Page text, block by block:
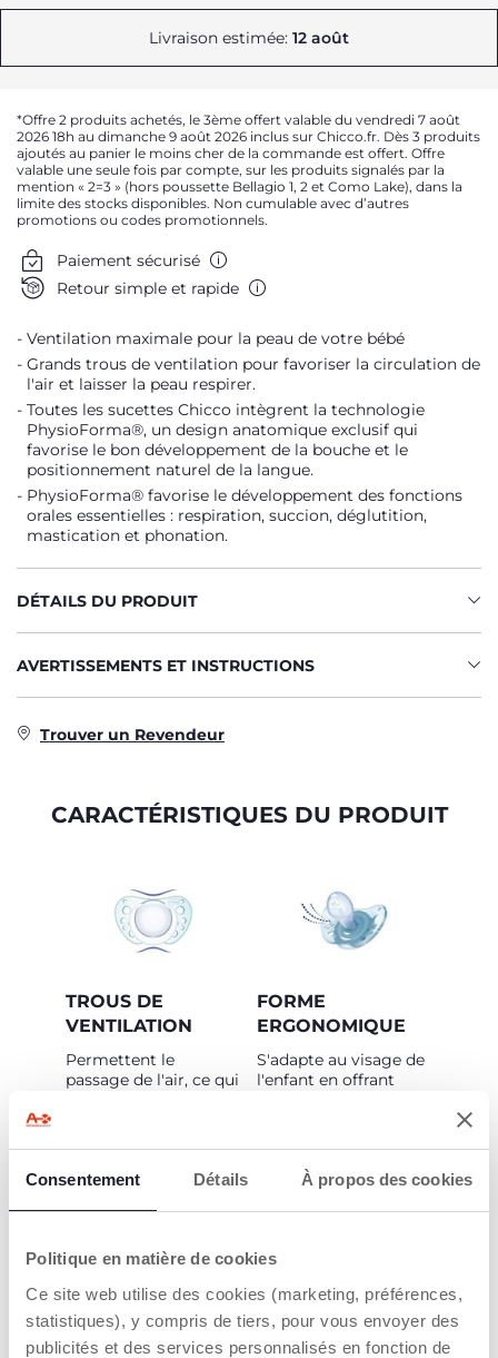
Consentement Détails À propos des cookies
Politique en matière de cookies
Ce site web utilise des cookies (marketing, préférences,
statistiques), y compris de tiers, pour vous envoyer des
publicités et des services personnalisés en fonction de
Livraison estimée: 12 août
*Offre 2 produits achetés, le 3ème offert valable du vendredi 7 août
2026 18h au dimanche 9 août 2026 inclus sur Chicco.fr. Dès 3 produits
ajoutés au panier le moins cher de la commande est offert. Offre
valable une seule fois par compte, sur les produits signalés par la
mention « 2=3 » (hors poussette Bellagio 1, 2 et Como Lake), dans la
limite des stocks disponibles. Non cumulable avec d’autres
promotions ou codes promotionnels.
Paiement sécurisé
Retour simple et rapide
Ventilation maximale pour la peau de votre bébé
Grands trous de ventilation pour favoriser la circulation de
l'air et laisser la peau respirer.
Toutes les sucettes Chicco intègrent la technologie
PhysioForma®, un design anatomique exclusif qui
favorise le bon développement de la bouche et le
positionnement naturel de la langue.
PhysioForma® favorise le développement des fonctions
orales essentielles : respiration, succion, déglutition,
mastication et phonation.
DÉTAILS DU PRODUIT
AVERTISSEMENTS ET INSTRUCTIONS
Trouver un Revendeur
CARACTÉRISTIQUES DU PRODUIT
TROUS DE
VENTILATION
Permettent le
passage de l'air, ce qui
FORME
ERGONOMIQUE
S'adapte au visage de
l'enfant en offrant
avec la peau.